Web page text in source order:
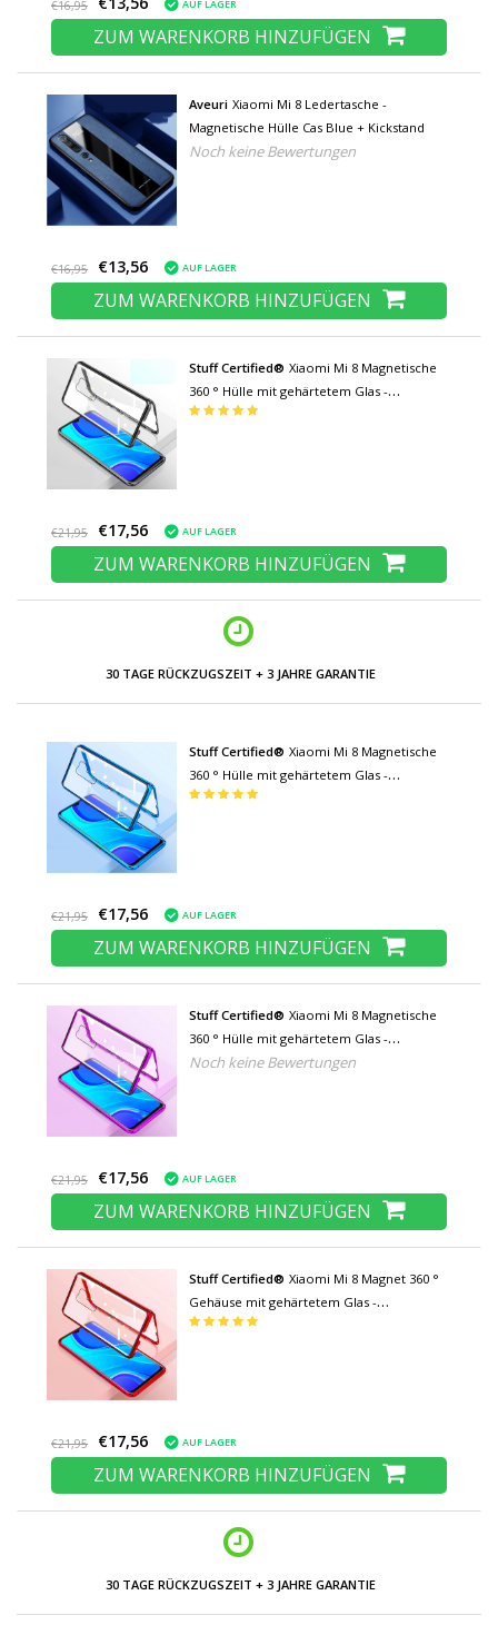
€16,95 AUF LAGER
ZUM WARENKORB HINZUFÜGEN
Aveuri Xiaomi Mi 8 Ledertasche -
Magnetische Hülle Cas Blue + Kickstand
Noch keine Bewertungen
€16,95 €13,56 AUF LAGER
ZUM WARENKORB HINZUFÜGEN
Stuff Certified® Xiaomi Mi 8 Magnetische
360 ° Hülle mit gehärtetem Glas -
Ganzkörperhülle + Displayschutzfolie
€21,95 €17,56 AUF LAGER
ZUM WARENKORB HINZUFÜGEN
30 TAGE RÜCKZUGSZEIT + 3 JAHRE GARANTIE
Stuff Certified® Xiaomi Mi 8 Magnetische
360 ° Hülle mit gehärtetem Glas -
Ganzkörperhülle + Displayschutz Blau
€21,95 €17,56 AUF LAGER
ZUM WARENKORB HINZUFÜGEN
Stuff Certified® Xiaomi Mi 8 Magnetische
360 ° Hülle mit gehärtetem Glas -
Ganzkörperhülle + Displayschutz lila
Noch keine Bewertungen
€21,95 €17,56 AUF LAGER
ZUM WARENKORB HINZUFÜGEN
Stuff Certified® Xiaomi Mi 8 Magnet 360 °
Gehäuse mit gehärtetem Glas -
Ganzkörperabdeckung Gehäuse +
€21,95 €17,56 AUF LAGER
ZUM WARENKORB HINZUFÜGEN
30 TAGE RÜCKZUGSZEIT + 3 JAHRE GARANTIE